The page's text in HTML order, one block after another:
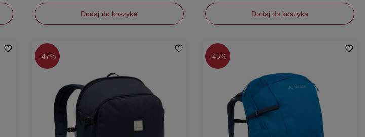
Dodaj do koszyka
uniwersalny
Dodaj do koszyka
uniwersalny
-47% -45%